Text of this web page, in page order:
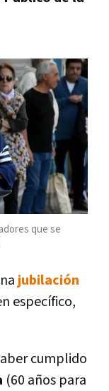
que se
jubilación
específico,
cumplido
(60 años para